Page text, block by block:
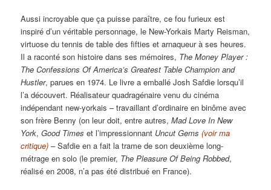
Aussi incroyable que ça puisse paraître, ce fou furieux est
inspiré d’un véritable personnage, le New-Yorkais Marty Reisman,
virtuose du tennis de table des fifties et arnaqueur à ses heures.
Il a raconté son histoire dans ses mémoires, The Money Player :
The Confessions Of America’s Greatest Table Champion and
Hustler, parues en 1974. Le livre a emballé Josh Safdie lorsqu’il
l’a découvert. Réalisateur quadragénaire venu du cinéma
indépendant new-yorkais – travaillant d’ordinaire en binôme avec
son frère Benny (on leur doit, entre autres,Mad Love In New
York,Good Times et l’impressionnant Uncut Gems (voir ma
critique) – Safdie en a fait la trame de son deuxième long-
métrage en solo (le premier, The Pleasure Of Being Robbed,
réalisé en 2008, n’a pas été distribué en France).